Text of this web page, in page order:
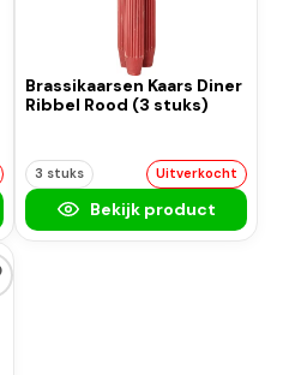
Brassikaarsen Kaars Diner
Ribbel Rood (3 stuks)
3 stuks Uitverkocht
Bekijk product